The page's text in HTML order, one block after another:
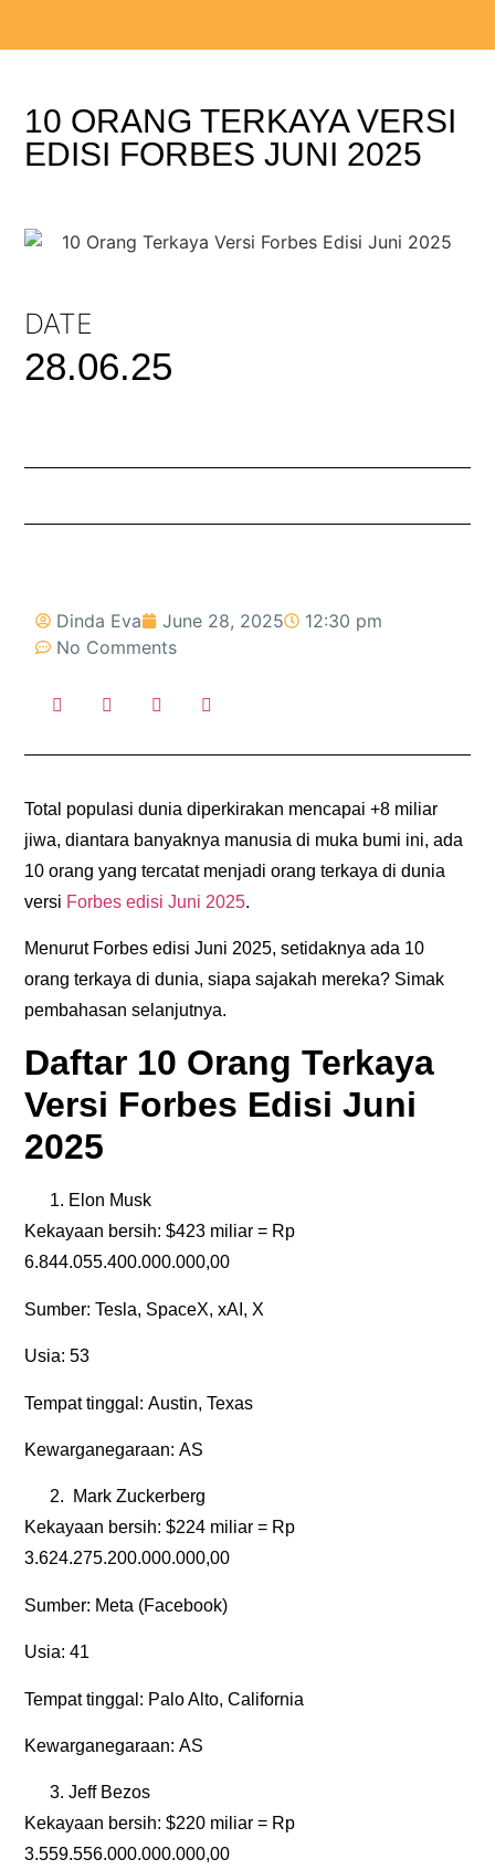
10 ORANG TERKAYA VERSI
EDISI FORBES JUNI 2025
DATE
28.06.25
Dinda Eva June 28, 2025
12:30 pm
No Comments
Total populasi dunia diperkirakan mencapai +8 miliar
jiwa, diantara banyaknya manusia di muka bumi ini, ada
10 orang yang tercatat menjadi orang terkaya di dunia
versi Forbes edisi Juni 2025.
Menurut Forbes edisi Juni 2025, setidaknya ada 10
orang terkaya di dunia, siapa sajakah mereka? Simak
pembahasan selanjutnya.
Daftar 10 Orang Terkaya
Versi Forbes Edisi Juni
2025
Elon Musk
Kekayaan bersih:$423 miliar = Rp
6.844.055.400.000.000,00
Sumber:Tesla, SpaceX, xAI, X
Usia:53
Tempat tinggal:Austin, Texas
Kewarganegaraan:AS
Mark Zuckerberg
Kekayaan bersih:$224 miliar = Rp
3.624.275.200.000.000,00
Sumber: Meta (Facebook)
Usia:41
Tempat tinggal: Palo Alto, California
Kewarganegaraan:AS
Jeff Bezos
Kekayaan bersih:$220 miliar = Rp
3.559.556.000.000.000,00